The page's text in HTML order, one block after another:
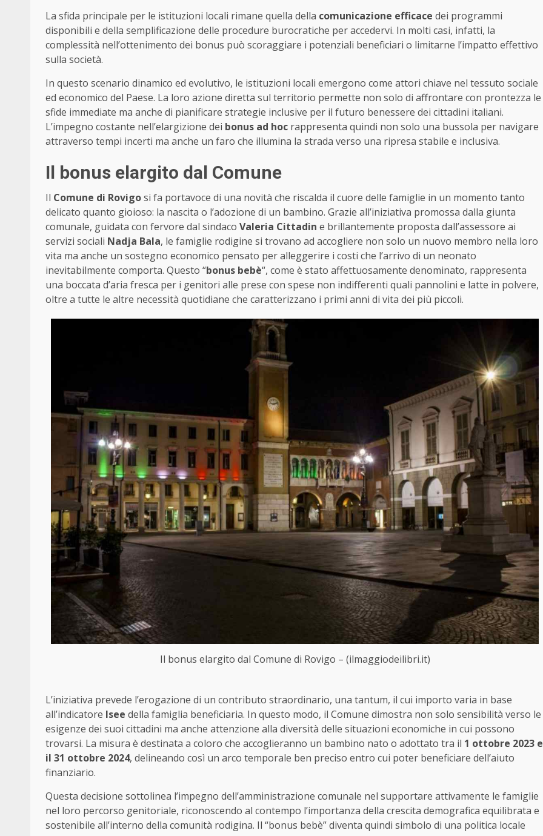
La sfida principale per le istituzioni locali rimane quella della comunicazione efficace dei programmi
disponibili e della semplificazione delle procedure burocratiche per accedervi. In molti casi, infatti, la
complessità nell’ottenimento dei bonus può scoraggiare i potenziali beneficiari o limitarne l’impatto effettivo
sulla società.
In questo scenario dinamico ed evolutivo, le istituzioni locali emergono come attori chiave nel tessuto sociale
ed economico del Paese. La loro azione diretta sul territorio permette non solo di affrontare con prontezza le
sfide immediate ma anche di pianificare strategie inclusive per il futuro benessere dei cittadini italiani.
L’impegno costante nell’elargizione dei bonus ad hoc rappresenta quindi non solo una bussola per navigare
attraverso tempi incerti ma anche un faro che illumina la strada verso una ripresa stabile e inclusiva.
Il bonus elargito dal Comune
Il Comune di Rovigosi fa portavoce di una novità che riscalda il cuore delle famiglie in un momento tanto
delicato quanto gioioso: la nascita o l’adozione di un bambino. Grazie all’iniziativa promossa dalla giunta
comunale, guidata con fervore dal sindaco Valeria Cittadin e brillantemente proposta dall’assessore ai
servizi sociali Nadja Bala, le famiglie rodigine si trovano ad accogliere non solo un nuovo membro nella loro
vita ma anche un sostegno economico pensato per alleggerire i costi che l’arrivo di un neonato
inevitabilmente comporta. Questo “bonus bebè“, come è stato affettuosamente denominato, rappresenta
una boccata d’aria fresca per i genitori alle prese con spese non indifferenti quali pannolini e latte in polvere,
oltre a tutte le altre necessità quotidiane che caratterizzano i primi anni di vita dei più piccoli.
Il bonus elargito dal Comune di Rovigo – (ilmaggiodeilibri.it)
L’iniziativa prevede l’erogazione di un contributo straordinario, una tantum, il cui importo varia in base
all’indicatore Isee della famiglia beneficiaria. In questo modo, il Comune dimostra non solo sensibilità verso le
esigenze dei suoi cittadini ma anche attenzione alla diversità delle situazioni economiche in cui possono
trovarsi. La misura è destinata a coloro che accoglieranno un bambino nato o adottato tra il 1 ottobre 2023 e
il 31 ottobre 2024, delineando così un arco temporale ben preciso entro cui poter beneficiare dell’aiuto
finanziario.
Questa decisione sottolinea l’impegno dell’amministrazione comunale nel supportare attivamente le famiglie
nel loro percorso genitoriale, riconoscendo al contempo l’importanza della crescita demografica equilibrata e
sostenibile all’interno della comunità rodigina. Il “bonus bebè” diventa quindi simbolo di una politica locale